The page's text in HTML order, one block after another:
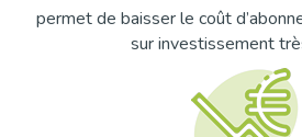
permet de baisser le coût
sur investissement